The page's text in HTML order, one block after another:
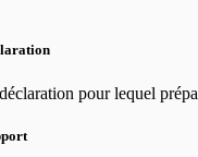
pour lequel